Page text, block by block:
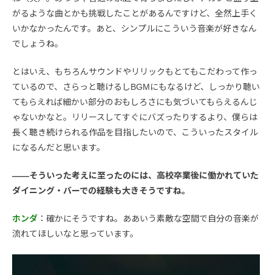
がるような曲とかも挑戦したことがあるんですけど、全然上手く
いかなかったんです。あと、シンプルにこういう音楽が好きなん
でしょうね。
とはいえ、もちろんサウンドやリリックもとてもこだわって作っ
ているので、さらっと聴けるしBGMにもなるけど、しっかり聴い
てもらえれば細かい部分のおもしろさにも気づいてもらえるんじ
ゃないかなと。リリースしてすぐにバズったりするより、僕らは
長く聴き続けられる作品を目指したいので、こういったスタイル
になるんだと思います。
――そういった考えに至ったのには、高校卒業後に働かれていた
ダイニング・バーでの経験も大きそうですね。
ホンダ ：確かにそうですね。ああいう素敵な空間で自分の音楽が
流れてほしいなと思っています。